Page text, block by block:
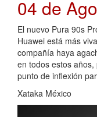
04 de
El nuevo Pura 90s
Huawei está más
compañía haya
en todos estos
punto de inflexión
Xataka México